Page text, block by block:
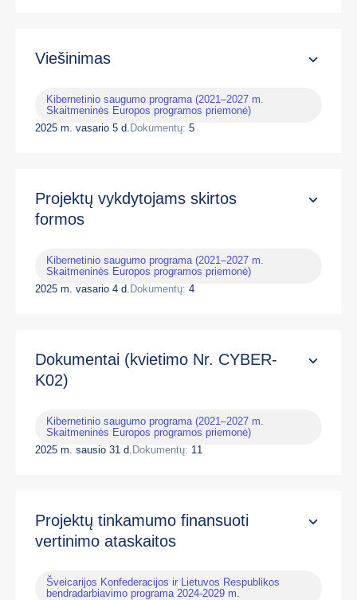
Viešinimas
Kibernetinio saugumo programa (2021–2027 m.
Skaitmeninės Europos programos priemonė)
2025 m. vasario 5 d. Dokumentų: 5
Projektų vykdytojams skirtos
formos
Kibernetinio saugumo programa (2021–2027 m.
Skaitmeninės Europos programos priemonė)
2025 m. vasario 4 d. Dokumentų: 4
Dokumentai (kvietimo Nr. CYBER-
K02)
Kibernetinio saugumo programa (2021–2027 m.
Skaitmeninės Europos programos priemonė)
2025 m. sausio 31 d. Dokumentų: 11
Projektų tinkamumo finansuoti
vertinimo ataskaitos
Šveicarijos Konfederacijos ir Lietuvos Respublikos
bendradarbiavimo programa 2024-2029 m.